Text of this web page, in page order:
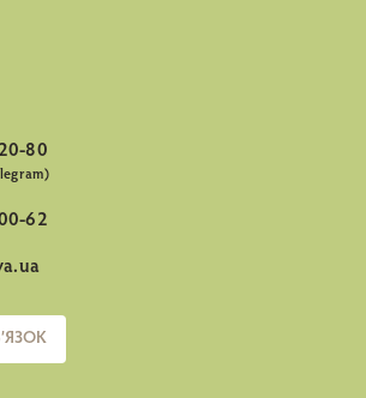
80
62